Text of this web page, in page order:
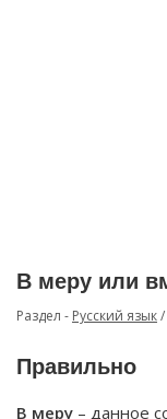
В меру или
Раздел - Русский язык/
Правильно
В меру – данное